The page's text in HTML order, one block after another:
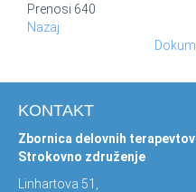
Prenosi 640
Nazaj
KONTAKT
Zbornica delovnih
Strokovno združenje
Linhartova 51,